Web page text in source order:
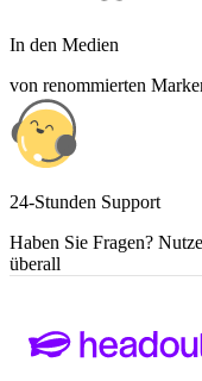
In den Medien
von renommierten
24-Stunden Support
Haben Sie Fragen?
überall